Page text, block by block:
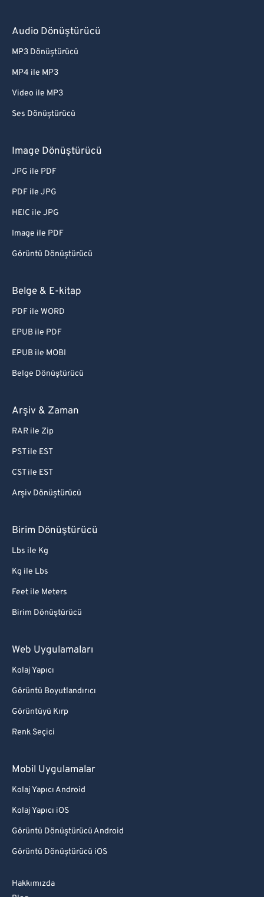
Audio Dönüştürücü
MP3 Dönüştürücü
MP4 ile MP3
Video ile MP3
Ses Dönüştürücü
Image Dönüştürücü
JPG ile PDF
PDF ile JPG
HEIC ile JPG
Image ile PDF
Görüntü Dönüştürücü
Belge & E-kitap
PDF ile WORD
EPUB ile PDF
EPUB ile MOBI
Belge Dönüştürücü
Arşiv & Zaman
RAR ile Zip
PST ile EST
CST ile EST
Arşiv Dönüştürücü
Birim Dönüştürücü
Lbs ile Kg
Kg ile Lbs
Feet ile Meters
Birim Dönüştürücü
Web Uygulamaları
Kolaj Yapıcı
Görüntü Boyutlandırıcı
Görüntüyü Kırp
Renk Seçici
Mobil Uygulamalar
Kolaj Yapıcı Android
Kolaj Yapıcı iOS
Görüntü Dönüştürücü Android
Görüntü Dönüştürücü iOS
Hakkımızda